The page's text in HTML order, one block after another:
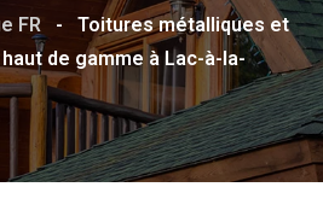
FR -
Toitures métalliques et
de gamme à Lac-à-la-